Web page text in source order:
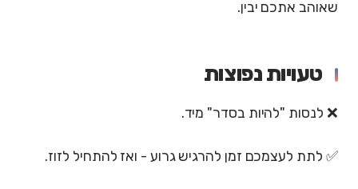
שאוהב אתכם יבין.
טעויות נפוצות
❌ לנסות "להיות בסדר" מיד.
✅ לתת לעצמכם זמן להרגיש גרוע - ואז להתחיל לזוז.